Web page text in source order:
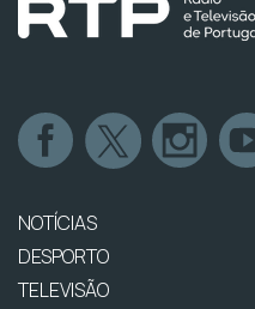
NOTÍCIAS
DESPORTO
TELEVISÃO